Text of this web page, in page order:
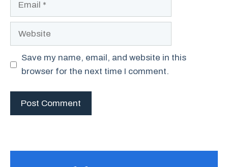
Website
Save my name, email, and website in this
browser for the next time I comment.